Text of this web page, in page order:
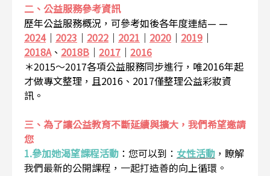
二、公益服務參考資訊
歷年公益服務概況，可參考如後各年度連結— —
2024｜ 2023 ｜ 2022 ｜ 2021 ｜ 2020 ｜ 2019 ｜
2018A、 2018B ｜ 2017 ｜ 2016
＊2015～2017各項公益服務同步進行，唯2016年起
才做專文整理，且2016、2017僅整理公益彩妝資
訊。
三、為了讓公益教育不斷延續與擴大，我們希望邀請
您
1.參加她渴望課程活動 ： 您可以到： 女性活動 ，瞭解
我們最新的公開課程，一起打造善的向上循環。